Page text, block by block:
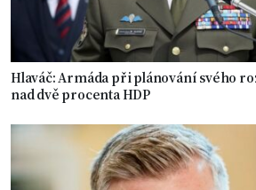
Hlaváč: Armáda při plánování svého
nad dvě procenta HDP